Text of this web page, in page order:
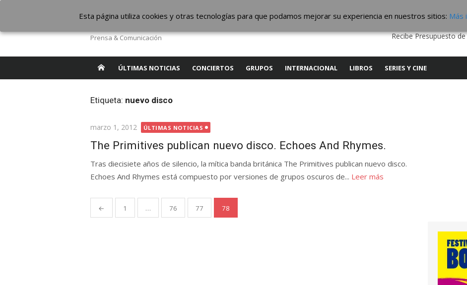
contenido
The Borderline Music
Prensa & Comunicación
QUIENES SOMOS CONTACTO SERVICIOS EDITA TU
Recibe Presupuesto
ÚLTIMAS NOTICIAS CONCIERTOS GRUPOS INTERNACIONAL LIBROS SERIES Y CINE
Etiqueta: nuevo disco
Publicada
marzo 1, 2012 ÚLTIMAS NOTICIAS
The Primitives publican nuevo disco. Echoes And Rhymes.
Tras diecisiete años de silencio, la mítica banda británica The Primitives publican nuevo disco.
Echoes And Rhymes está compuesto por versiones de grupos oscuros de... Leer más
Paginación
de
← 1 … 76 77 78
Esta página utiliza cookies y otras tecnologías para que podamos mejorar su experiencia en nuestros sitios: Más